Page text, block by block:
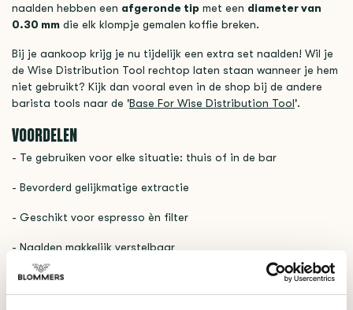
naalden hebben een afgeronde tip met een diameter van
0.30 mm die elk klompje gemalen koffie breken.
Bij je aankoop krijg je nu tijdelijk een extra set naalden! Wil je
de Wise Distribution Tool rechtop laten staan wanneer je hem
niet gebruikt? Kijk dan vooral even in de shop bij de andere
barista tools naar de 'Base For Wise Distribution Tool'.
VOORDELEN
- Te gebruiken voor elke situatie: thuis of in de bar
- Bevorderd gelijkmatige extractie
- Geschikt voor espresso èn filter
- Naalden makkelijk verstelbaar
- Vervangbare RVS naalden met afgeronde punt